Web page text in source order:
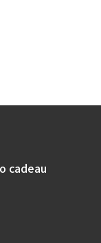
cadeau